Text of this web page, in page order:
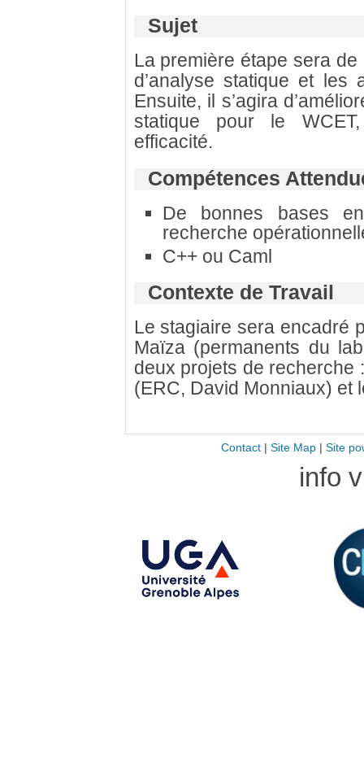
Sujet
La première étape sera
d’analyse statique et les
Ensuite, il s’agira
statique pour le
efficacité.
Compétences
De bonnes bases
recherche
C++ ou Caml
Contexte de Travail
Le stagiaire sera encadré
Maïza (permanents du
deux projets de
(ERC, David Monniaux) et
Contact| Site Map| Site
info